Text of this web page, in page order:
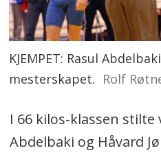
KJEMPET: Rasul
mesterskapet. Rolf
I 66 kilos-klassen stilte
Abdelbaki og Håvard